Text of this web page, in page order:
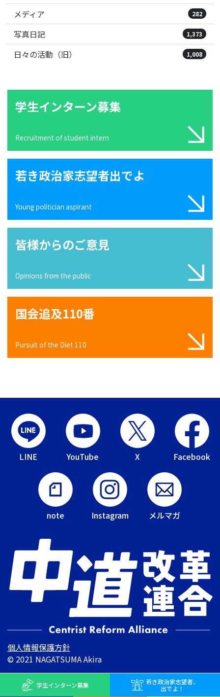
メディア 282
写真日記 1,373
日々の活動（旧） 1,008
学生インターン募集
Recruitment of student intern
若き政治家志望者出でよ
Young politician aspirant
皆様からのご意見
Opinions from the public
国会追及110番
Pursuit of the Diet 110
LINE YouTube X Facebook
note Instagram メルマガ
個人情報保護方針
© 2021 NAGATSUMA Akira
学生インターン募集 若き政治家志望者、
出でよ！